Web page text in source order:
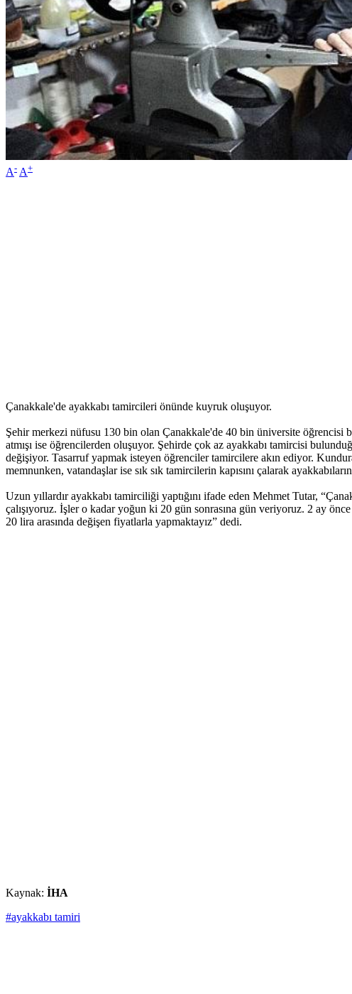
A- A+
Çanakkale'de ayakkabı tamircileri önünde kuyruk oluşuyor.
Şehir merkezi nüfusu 130 bin olan Çanakkale'de 40 bin üniversite öğrencisi
atmışı ise öğrencilerden oluşuyor. Şehirde çok az ayakkabı tamircisi
değişiyor. Tasarruf yapmak isteyen öğrenciler tamircilere akın ediyor.
memnunken, vatandaşlar ise sık sık tamircilerin kapısını çalarak
Uzun yıllardır ayakkabı tamirciliği yaptığını ifade eden Mehmet Tutar,
çalışıyoruz. İşler o kadar yoğun ki 20 gün sonrasına gün veriyoruz. 2 ay
20 lira arasında değişen fiyatlarla yapmaktayız” dedi.
Kaynak: İHA
#ayakkabı tamiri